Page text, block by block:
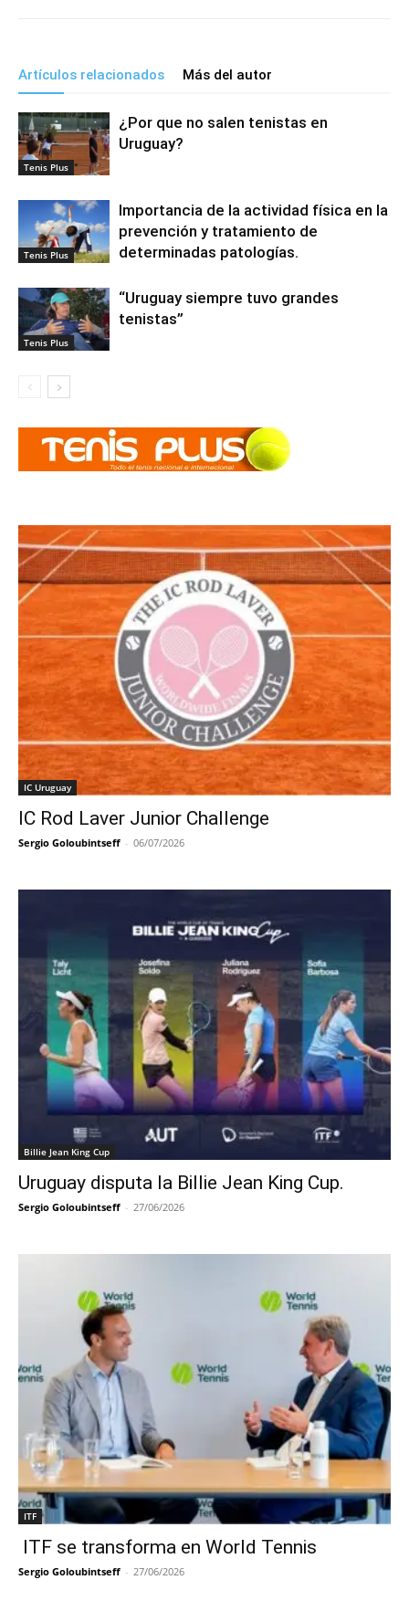
Artículos relacionados Más del autor
Tenis Plus
¿Por que no salen tenistas en
Uruguay?
Tenis Plus
Importancia de la actividad física en la
prevención y tratamiento de
determinadas patologías.
Tenis Plus
“Uruguay siempre tuvo grandes
tenistas”
IC Uruguay
IC Rod Laver Junior Challenge
Sergio Goloubintseff - 06/07/2026
Billie Jean King Cup
Uruguay disputa la Billie Jean King Cup.
Sergio Goloubintseff - 27/06/2026
ITF
ITF se transforma en World Tennis
Sergio Goloubintseff - 27/06/2026